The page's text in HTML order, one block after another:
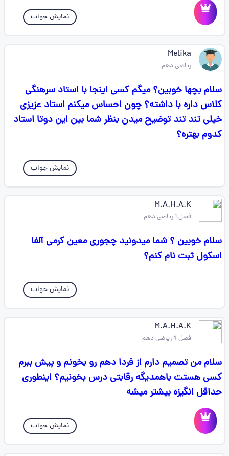
نمایش جواب
Melika
ریاضی دهم
سلام بچها خوبین؟ میگم کسی اینجا با استاد سرهنگی
کلاس داره با داشته؟ چون احساس میکنم استاد عزیزی
خیلی تند تند توضیح میدن بنظر شما بین این دوتا استاد
کدوم بهتره؟
نمایش جواب
M.A.H.A.K
فصل 1 ریاضی دهم
سلام خوبین ؟ شما میدونید چجوری معین کرمی آلفا
اسکول ثبت نام کنم؟
نمایش جواب
M.A.H.A.K
فصل 4 ریاضی دهم
سلام من تصمیم دارم از فردا دهم رو بخونم و پیش ببرم
کسی هستت باهمدیگه رقابتی درس بخونیم؟ اینطوری
حداقل انگیزه بیشتر میشه
نمایش جواب